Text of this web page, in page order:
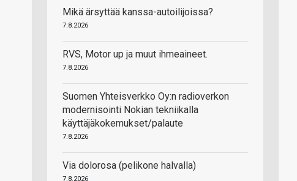
Mikä ärsyttää kanssa-autoilijoissa?
7.8.2026
RVS, Motor up ja muut ihmeaineet.
7.8.2026
Suomen Yhteisverkko Oy:n radioverkon
modernisointi Nokian tekniikalla
käyttäjäkokemukset/palaute
7.8.2026
Via dolorosa (pelikone halvalla)
7.8.2026